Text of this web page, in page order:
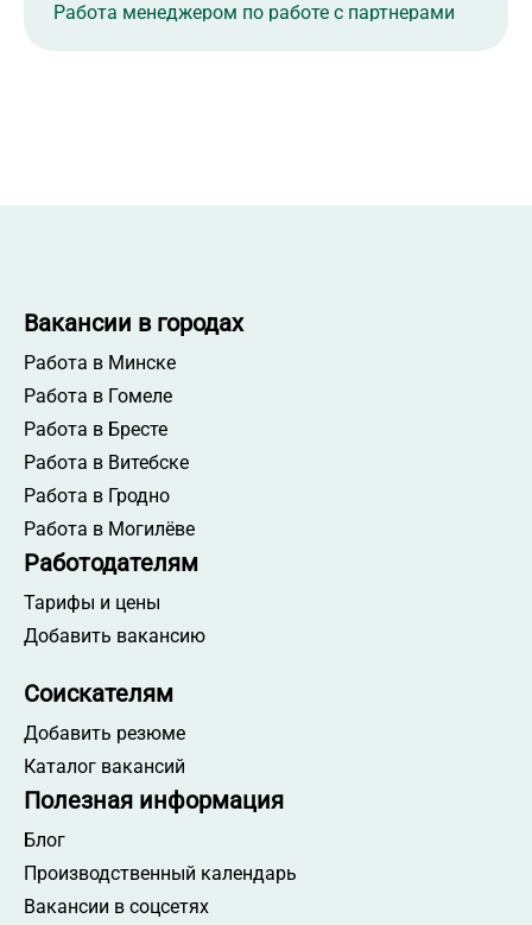
Работа менеджером по работе с партнерами
Работа начальником склада
Работа администратором торгового зала
Работа администратором магазина
Работа сортировщиком
Работа начальником смены
Работа менеджером по работе с клиентами
Работа инженером по качеству
Работа продавцом-консультантом
Работа кассиром-операционистом
Работа электромонтером
Работа промоутером
Работа продавцом-кассиром
Работа кладовщиком
Работа руководителем отдела клиентского
сервиса
Вакансии в городах
Работа в Минске
Работа в Гомеле
Работа в Бресте
Работа в Витебске
Работа в Гродно
Работа в Могилёве
Работодателям
Тарифы и цены
Добавить вакансию
Соискателям
Добавить резюме
Каталог вакансий
Полезная информация
Блог
Производственный календарь
Вакансии в соцсетях